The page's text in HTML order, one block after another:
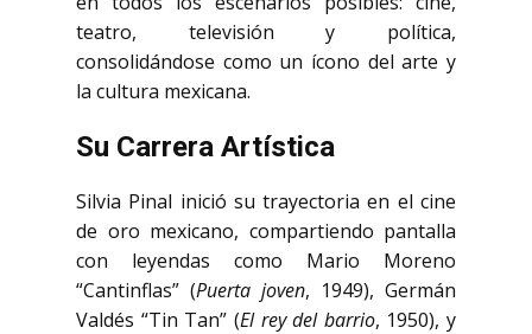
teatro, televisión y política,
consolidándose como un ícono del arte y
la cultura mexicana.
Su Carrera Artística
Silvia Pinal inició su trayectoria en el cine
de oro mexicano, compartiendo pantalla
con leyendas como Mario Moreno
“Cantinflas” (Puerta joven, 1949), Germán
Valdés “Tin Tan” (El rey del barrio, 1950), y